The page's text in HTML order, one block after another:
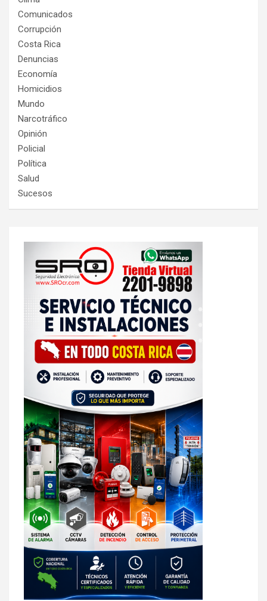
Comunicados
Corrupción
Costa Rica
Denuncias
Economía
Homicidios
Mundo
Narcotráfico
Opinión
Policial
Política
Salud
Sucesos